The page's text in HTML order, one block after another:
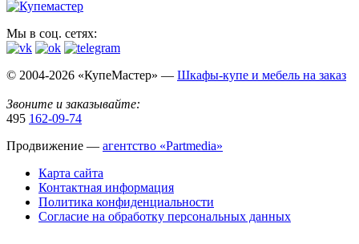
Мы в соц. сетях:
© 2004-2026 «КупеМастер» — Шкафы-купе и мебель на заказ
Звоните и заказывайте:
495 162-09-74
Продвижение — агентство «Partmedia»
Карта сайта
Контактная информация
Политика конфиденциальности
Согласие на обработку персональных данных